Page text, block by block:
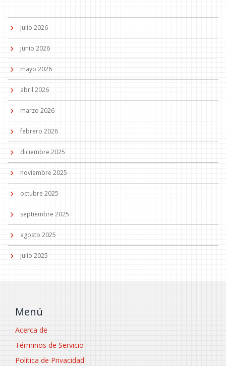
julio 2026
junio 2026
mayo 2026
abril 2026
marzo 2026
febrero 2026
diciembre 2025
noviembre 2025
octubre 2025
septiembre 2025
agosto 2025
julio 2025
Menú
Acerca de
Términos de Servicio
Política de Privacidad